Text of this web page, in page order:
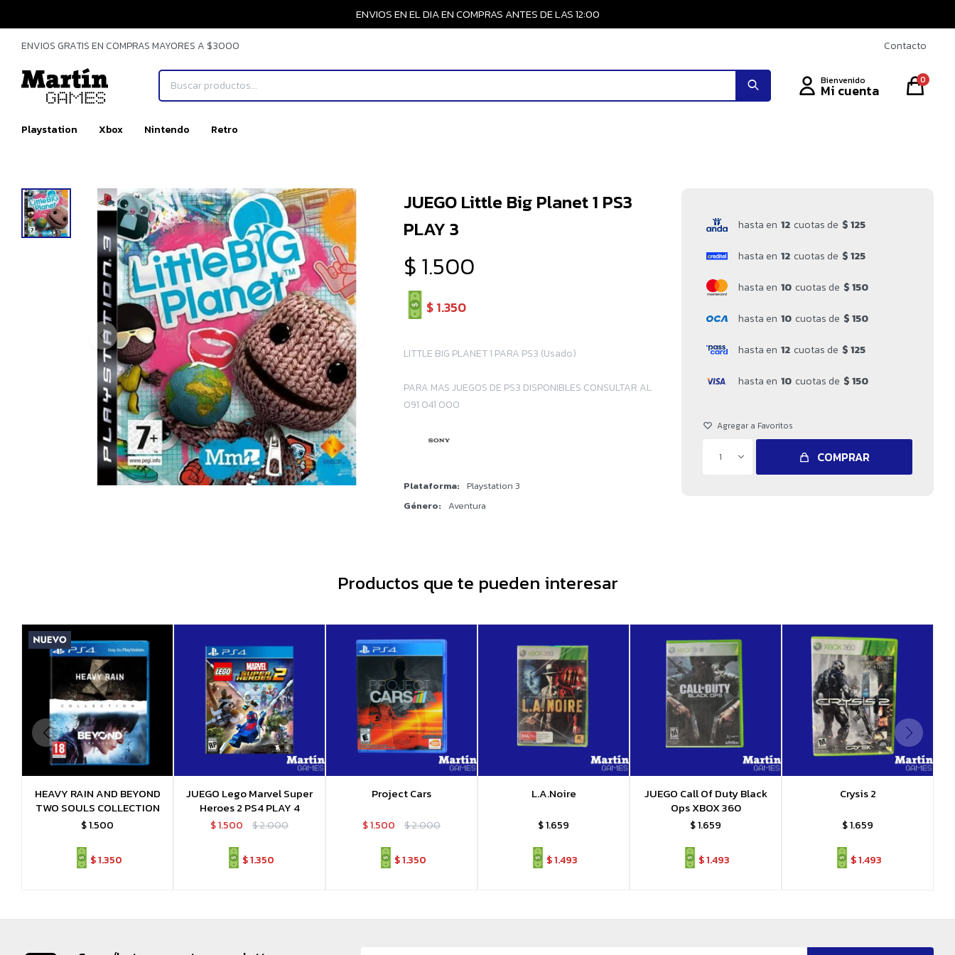
ENVIOS EN EL DIA EN COMPRAS ANTES DE LAS 12:00
Playstation Xbox Nintendo Retro
0
ENVIOS GRATIS EN COMPRAS MAYORES A $3000 Contacto
JUEGO Little Big Planet 1 PS3
PLAY 3
$1.500
$1.350
LITTLE BIG PLANET 1 PARA PS3 (Usado)
PARA MAS JUEGOS DE PS3 DISPONIBLES CONSULTAR AL
091 041 000
Plataforma
Playstation 3
Género
Aventura
hasta en 12 cuotas de $ 125
hasta en 12 cuotas de $ 125
hasta en 10 cuotas de $ 150
hasta en 10 cuotas de $ 150
hasta en 12 cuotas de $ 125
hasta en 10 cuotas de $ 150
1 COMPRAR
Productos que te pueden interesar
HEAVY RAIN AND BEYOND
TWO SOULS COLLECTION
$1.500
$1.350
JUEGO Lego Marvel Super
Heroes 2 PS4 PLAY 4
$1.500 $2.000
$1.350
Project Cars
$1.500 $2.000
$1.350
L.A.Noire
$1.659
$1.493
JUEGO Call Of Duty Black
Ops XBOX 360
$1.659
$1.493
Crysis 2
$1.659
$1.493